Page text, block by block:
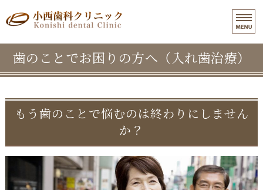
和歌山市東長町｜小西歯科クリ
ホーム
インプラント治療
よくある質問
歯のことでお困りの方へ（入れ歯治療）
もう歯のことで悩むのは終わりにしません
か？